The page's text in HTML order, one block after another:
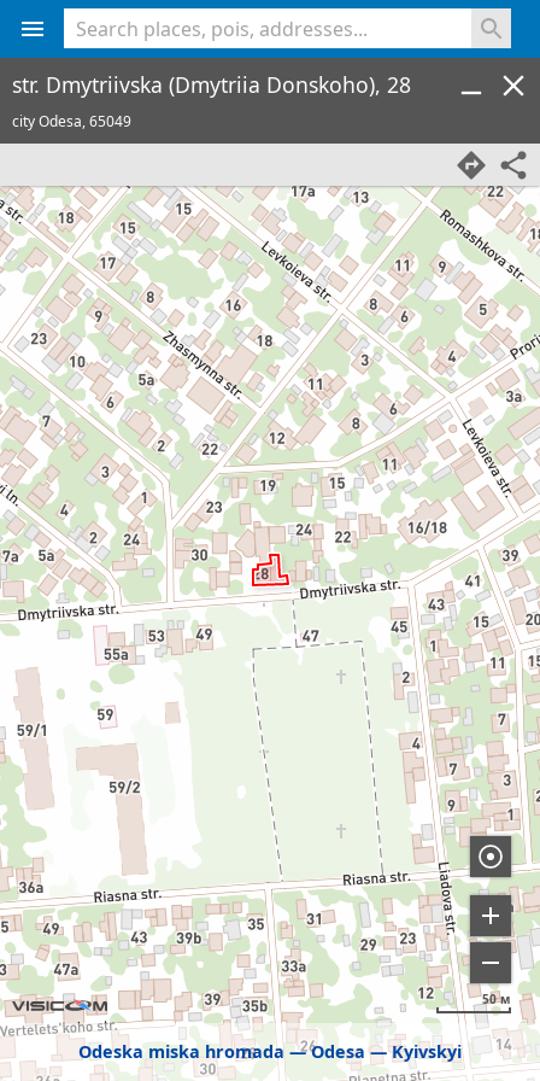
Odeska miska hromada Odesa Kyivskyi
50 м
str. Dmytriivska (Dmytriia Donskoho), 28
city Odesa,65049
<% console.log(hcard) %>